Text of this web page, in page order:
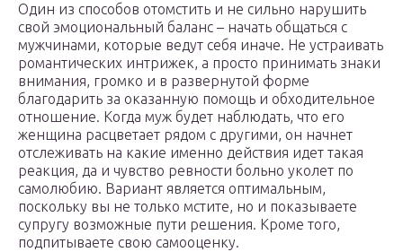
Один из способов отомстить и не сильно нарушить
свой эмоциональный баланс – начать общаться с
мужчинами, которые ведут себя иначе. Не устраивать
романтических интрижек, а просто принимать знаки
внимания, громко и в развернутой форме
благодарить за оказанную помощь и обходительное
отношение. Когда муж будет наблюдать, что его
женщина расцветает рядом с другими, он начнет
отслеживать на какие именно действия идет такая
реакция, да и чувство ревности больно уколет по
самолюбию. Вариант является оптимальным,
поскольку вы не только мстите, но и показываете
супругу возможные пути решения. Кроме того,
подпитываете свою самооценку.